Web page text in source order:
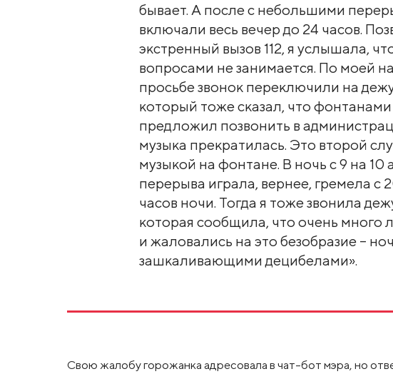
бывает. А после с небольшими
включали весь вечер до 24 часов.
экстренный вызов 112, я услышала,
вопросами не занимается. По моей
просьбе звонок переключили на
который тоже сказал, что
предложил позвонить в
музыка прекратилась. Это второй
музыкой на фонтане. В ночь с 9 на 10
перерыва играла, вернее, гремела с
часов ночи. Тогда я тоже звонила
которая сообщила, что очень много
и жаловались на это безобразие –
зашкаливающими децибелами».
Свою жалобу горожанка адресовала в чат-бот мэра, но